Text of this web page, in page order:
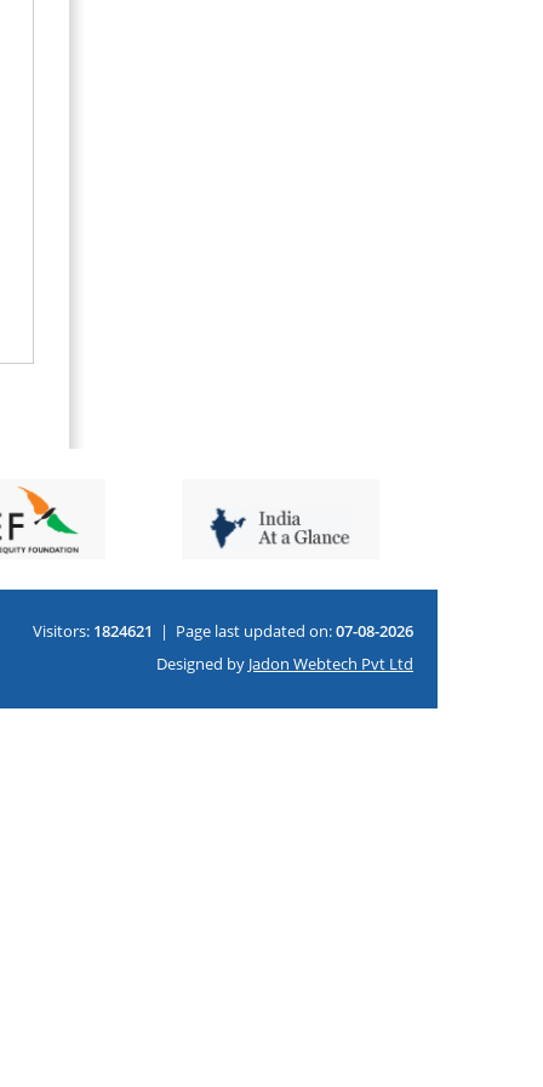
Visitors: 1824621 | Page last updated on:07-08-2026
Designed by Jadon Webtech Pvt Ltd